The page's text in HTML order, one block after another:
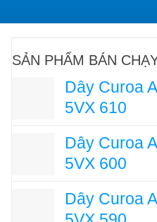
SẢN PHẨM BÁN
Dây Curoa
5VX 610
Dây Curoa
5VX 600
Dây Curoa